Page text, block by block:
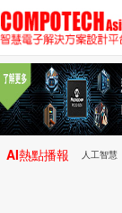
AI熱點播報 人工智慧